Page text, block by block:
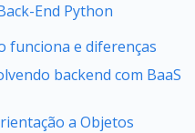
End Python
funciona e diferenças
backend com BaaS
a Objetos